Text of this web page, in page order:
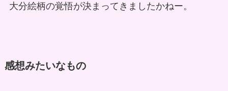
大分絵柄の覚悟が決まってきましたかねー。
感想みたいなもの